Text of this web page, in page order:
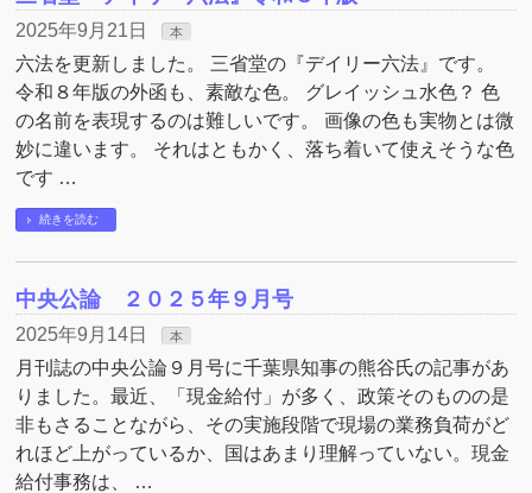
2025年9月21日 本
六法を更新しました。 三省堂の『デイリー六法』です。
令和８年版の外函も、素敵な色。 グレイッシュ水色？ 色
の名前を表現するのは難しいです。 画像の色も実物とは微
妙に違います。 それはともかく、落ち着いて使えそうな色
です …
続きを読む
中央公論 ２０２５年９月号
2025年9月14日 本
月刊誌の中央公論９月号に千葉県知事の熊谷氏の記事があ
りました。最近、「現金給付」が多く、政策そのものの是
非もさることながら、その実施段階で現場の業務負荷がど
れほど上がっているか、国はあまり理解っていない。現金
給付事務は、 …